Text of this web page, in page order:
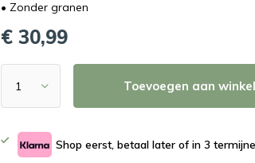
• Zonder granen
€ 30,99
Toevoegen aan
Shop eerst, betaal later of in 3